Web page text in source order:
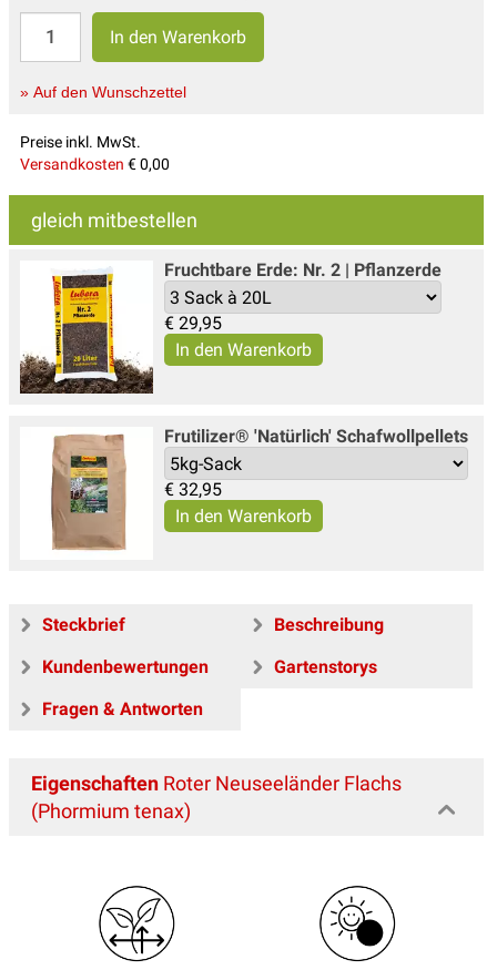
» Auf den Wunschzettel
Preise inkl. MwSt.
Versandkosten € 0,00
gleich mitbestellen
Fruchtbare Erde: Nr. 2 | Pflanzerde
€ 29,95
Frutilizer® 'Natürlich' Schafwollpellets
€ 32,95
Steckbrief
Beschreibung
Kundenbewertungen
Gartenstorys
Fragen & Antworten
Eigenschaften Roter Neuseeländer Flachs
(Phormium tenax)